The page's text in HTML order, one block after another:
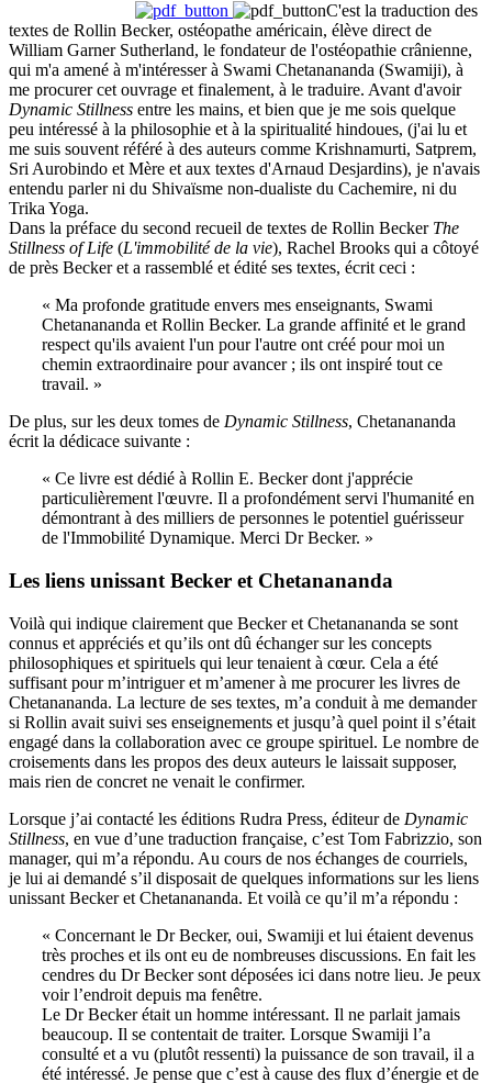
C'est la traduction des
textes de Rollin Becker, ostéopathe américain, élève direct de
William Garner Sutherland, le fondateur de l'ostéopathie crânienne,
qui m'a amené à m'intéresser à Swami Chetanananda (Swamiji), à
me procurer cet ouvrage et finalement, à le traduire. Avant d'avoir
Dynamic Stillness entre les mains, et bien que je me sois quelque
peu intéressé à la philosophie et à la spiritualité hindoues, (j'ai lu et
me suis souvent référé à des auteurs comme Krishnamurti, Satprem,
Sri Aurobindo et Mère et aux textes d'Arnaud Desjardins), je n'avais
entendu parler ni du Shivaïsme non-dualiste du Cachemire, ni du
Trika Yoga.
Dans la préface du second recueil de textes de Rollin Becker The
Stillness of Life (L'immobilité de la vie), Rachel Brooks qui a côtoyé
de près Becker et a rassemblé et édité ses textes, écrit ceci :
« Ma profonde gratitude envers mes enseignants, Swami
Chetanananda et Rollin Becker. La grande affinité et le grand
respect qu'ils avaient l'un pour l'autre ont créé pour moi un
chemin extraordinaire pour avancer ; ils ont inspiré tout ce
travail. »
De plus, sur les deux tomes de Dynamic Stillness, Chetanananda
écrit la dédicace suivante :
« Ce livre est dédié à Rollin E. Becker dont j'apprécie
particulièrement l'œuvre. Il a profondément servi l'humanité en
démontrant à des milliers de personnes le potentiel guérisseur
de l'Immobilité Dynamique. Merci Dr Becker. »
Les liens unissant Becker et Chetanananda
Voilà qui indique clairement que Becker et Chetanananda se sont
connus et appréciés et qu’ils ont dû échanger sur les concepts
philosophiques et spirituels qui leur tenaient à cœur. Cela a été
suffisant pour m’intriguer et m’amener à me procurer les livres de
Chetanananda. La lecture de ses textes, m’a conduit à me demander
si Rollin avait suivi ses enseignements et jusqu’à quel point il s’était
engagé dans la collaboration avec ce groupe spirituel. Le nombre de
croisements dans les propos des deux auteurs le laissait supposer,
mais rien de concret ne venait le confirmer.
Lorsque j’ai contacté les éditions Rudra Press, éditeur de Dynamic
Stillness, en vue d’une traduction française, c’est Tom Fabrizzio, son
manager, qui m’a répondu. Au cours de nos échanges de courriels,
je lui ai demandé s’il disposait de quelques informations sur les liens
unissant Becker et Chetanananda. Et voilà ce qu’il m’a répondu :
« Concernant le Dr Becker, oui, Swamiji et lui étaient devenus
très proches et ils ont eu de nombreuses discussions. En fait les
cendres du Dr Becker sont déposées ici dans notre lieu. Je peux
voir l’endroit depuis ma fenêtre.
Le Dr Becker était un homme intéressant. Il ne parlait jamais
beaucoup. Il se contentait de traiter. Lorsque Swamiji l’a
consulté et a vu (plutôt ressenti) la puissance de son travail, il a
été intéressé. Je pense que c’est à cause des flux d’énergie et de